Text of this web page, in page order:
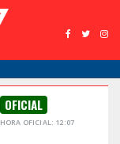
OFICIAL
HORA OFICIAL: 12:07